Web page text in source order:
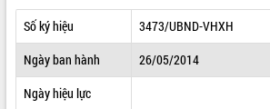
TIN TỨC SỰ KIỆN
SỞ, BAN, NGÀNH
Số ký hiệu
3473/UBND-VHXH
Ngày ban hành
26/05/2014
Ngày hiệu lực